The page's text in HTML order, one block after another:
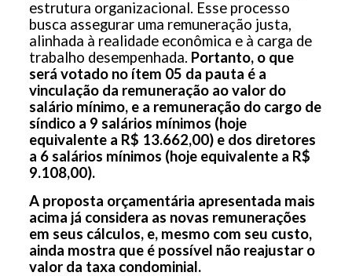
estrutura organizacional. Esse processo
busca assegurar uma remuneração justa,
alinhada à realidade econômica e à carga de
trabalho desempenhada. Portanto, o que
será votado no ítem 05 da pauta é a
vinculação da remuneração ao valor do
salário mínimo, e a remuneração do cargo de
síndico a 9 salários mínimos (hoje
equivalente a R$ 13.662,00) e dos diretores
a 6 salários mínimos (hoje equivalente a R$
9.108,00).
A proposta orçamentária apresentada mais
acima já considera as novas remunerações
em seus cálculos, e, mesmo com seu custo,
ainda mostra que é possível não reajustar o
valor da taxa condominial.